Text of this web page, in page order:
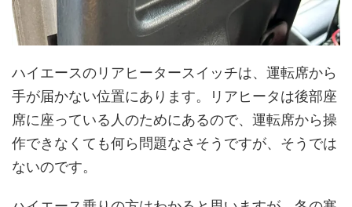
ハイエースのリアヒータースイッチは、運転席から
手が届かない位置にあります。リアヒータは後部座
席に座っている人のためにあるので、運転席から操
作できなくても何ら問題なさそうですが、そうでは
ないのです。